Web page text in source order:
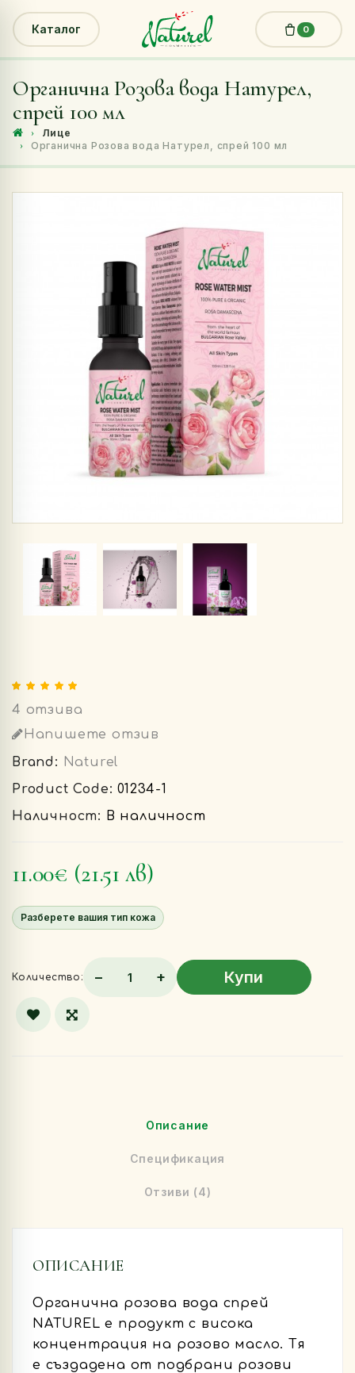
Каталог 0
Органична Розова вода Натурел,
спрей 100 мл
Лице
Органична Розова вода Натурел, спрей 100 мл
4 отзива
Напишете отзив
Brand:
Naturel
Product Code:01234-1
Наличност: В наличност
11.00€ (21.51 лв)
Разберете вашия тип кожа
Количество: − + Купи
Описание
Спецификация
Отзиви (4)
ОПИСАНИЕ
Органична розова вода спрей
NATUREL e продукт с висока
концентрация на розово масло. Тя
е създадена от подбрани розови